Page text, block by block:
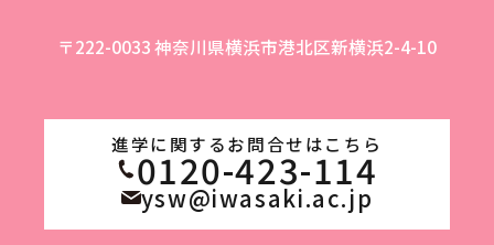
〒222-0033 神奈川県横浜市港北区新横浜2-4-10
進学に関するお問合せはこちら
0120-423-114
ysw@iwasaki.ac.jp